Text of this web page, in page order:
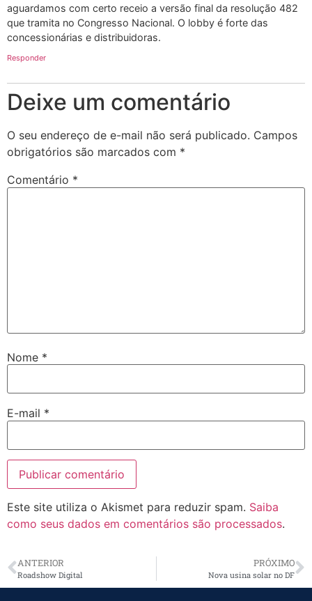
aguardamos com certo receio a versão final da resolução 482
que tramita no Congresso Nacional. O lobby é forte das
concessionárias e distribuidoras.
Responder
Deixe um comentário
O seu endereço de e-mail não será publicado. Campos
obrigatórios são marcados com *
Comentário *
Nome *
E-mail *
Este site utiliza o Akismet para reduzir spam. Saiba
como seus dados em comentários são processados.
ANTERIOR
Roadshow Digital
PRÓXIMO
Nova usina solar no DF